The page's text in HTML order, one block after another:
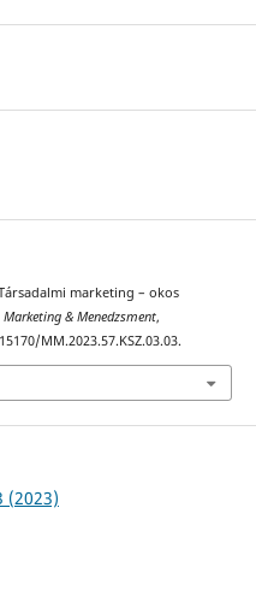
marketing – okos
Marketing & Menedzsment,
MM.2023.57.KSZ.03.03.
(2023)